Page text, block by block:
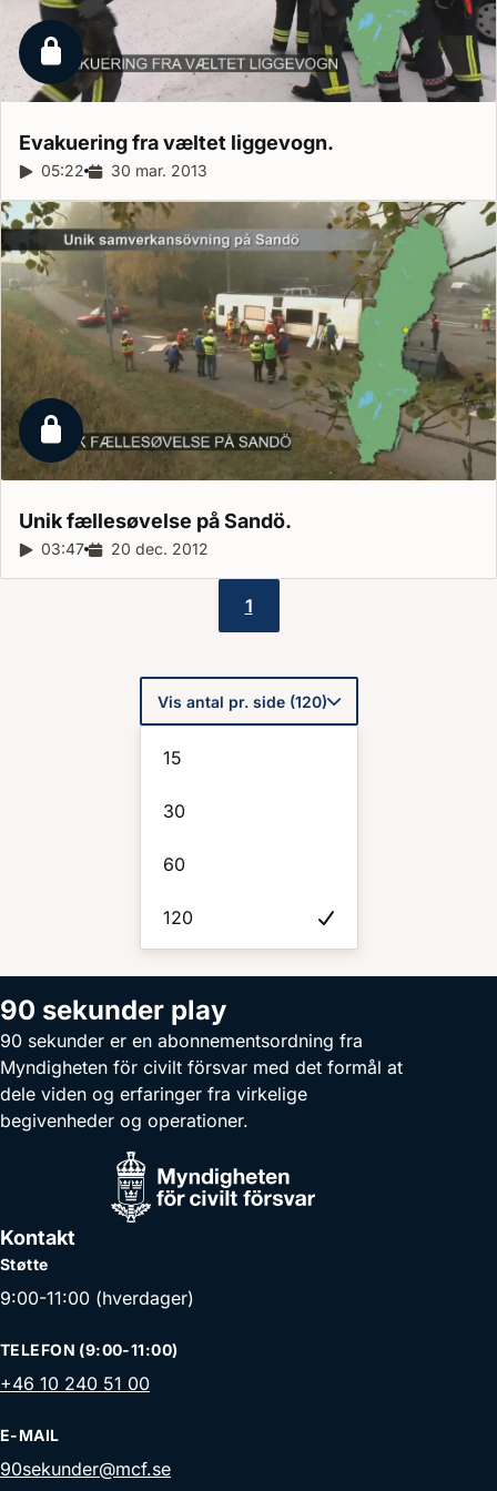
Låst reportage
Evakuering fra væltet liggevogn.
Reportagelængde:
05:22 Udgivelsesdato:
30 mar. 2013
Låst reportage
Unik fællesøvelse påSandö.
Reportagelængde:
03:47 Udgivelsesdato:
20 dec. 2012
1
Vis antal pr. side (120)
15
30
60
120
90 sekunder play
90 sekunder er en abonnementsordning fra
Myndigheten för civilt försvar med det formål at
dele viden og erfaringer fra virkelige
begivenheder og operationer.
Kontakt
Støtte
9:00-11:00 (hverdager)
TELEFON (9:00-11:00)
+46 10 240 51 00
E-MAIL
90sekunder@mcf.se